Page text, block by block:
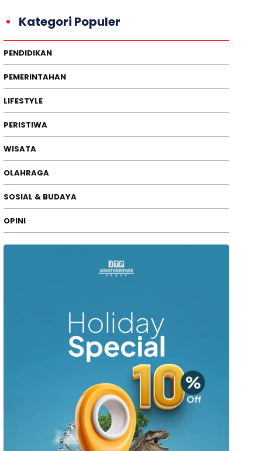
Kategori Populer
PENDIDIKAN
PEMERINTAHAN
LIFESTYLE
PERISTIWA
WISATA
OLAHRAGA
SOSIAL & BUDAYA
OPINI